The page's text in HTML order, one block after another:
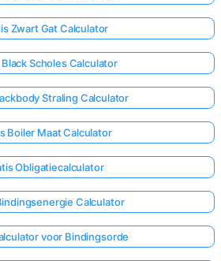
Zwart Gat Calculator
Scholes Calculator
Straling Calculator
Boiler Maat Calculator
Obligatiecalculator
Calculator
voor Bindingsorde